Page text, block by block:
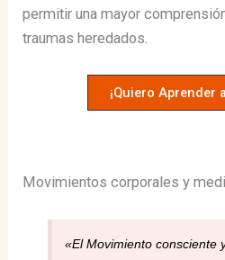
permitir una mayor
traumas heredados.
¡Quiero Aprender
Movimientos corporales y
«El Movimiento consciente